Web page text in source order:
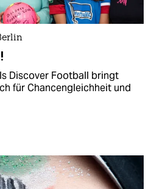
Discover Football bringt
für Chancengleichheit und